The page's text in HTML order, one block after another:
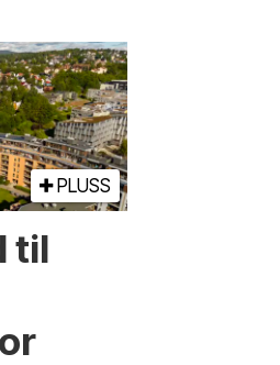
PLUSS
til